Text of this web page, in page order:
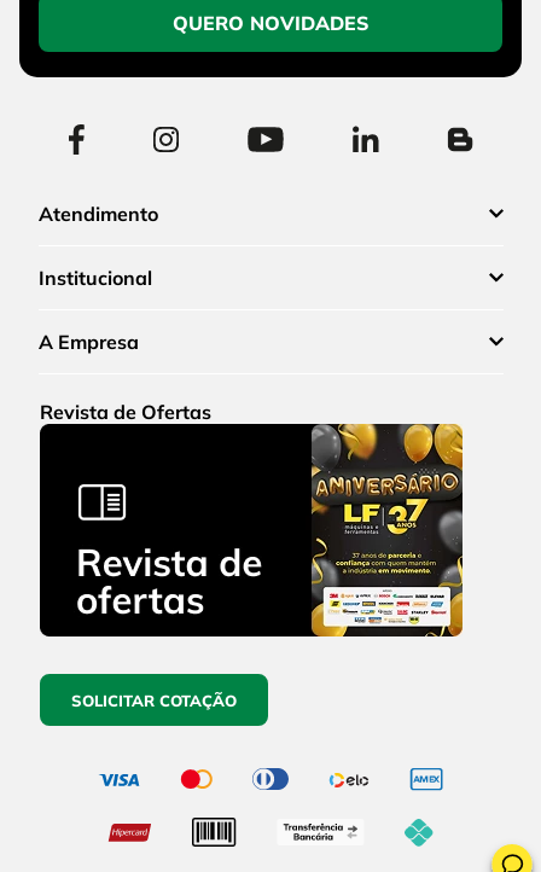
QUERO NOVIDADES
Atendimento
Institucional
A Empresa
Revista de Ofertas
SOLICITAR COTAÇÃO